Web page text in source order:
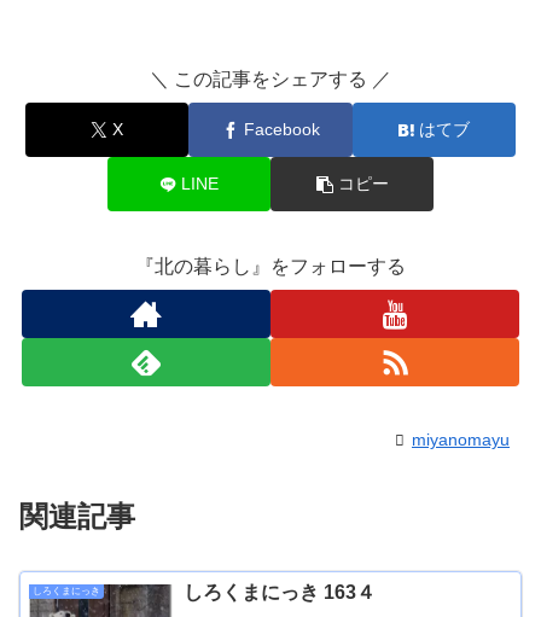
＼ この記事をシェアする ／
X Facebook はてブ
LINE コピー
『北の暮らし』をフォローする
miyanomayu
関連記事
しろくまにっき しろくまにっき 163４